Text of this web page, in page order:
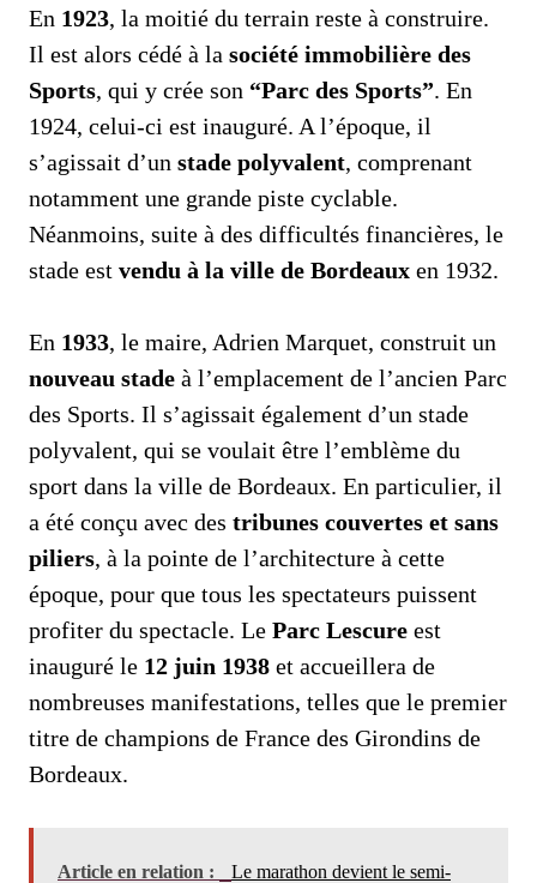
En 1923, la moitié du terrain reste à construire.
Il est alors cédé à la société immobilière des
Sports, qui y crée son “Parc des Sports”. En
1924, celui-ci est inauguré. A l’époque, il
s’agissait d’un stade polyvalent, comprenant
notamment une grande piste cyclable.
Néanmoins, suite à des difficultés financières, le
stade est vendu à la ville de Bordeaux en 1932.
En 1933, le maire, Adrien Marquet, construit un
nouveau stade à l’emplacement de l’ancien Parc
des Sports. Il s’agissait également d’un stade
polyvalent, qui se voulait être l’emblème du
sport dans la ville de Bordeaux. En particulier, il
a été conçu avec des tribunes couvertes et sans
piliers, à la pointe de l’architecture à cette
époque, pour que tous les spectateurs puissent
profiter du spectacle. Le Parc Lescure est
inauguré le 12 juin 1938 et accueillera de
nombreuses manifestations, telles que le premier
titre de champions de France des Girondins de
Bordeaux.
Article en relation :
Le marathon devient le semi-